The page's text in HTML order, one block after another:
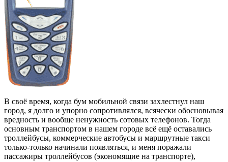
В своё время, когда бум мобильной связи захлестнул наш
город, я долго и упорно сопротивлялся, всячески обосновывая
вредность и вообще ненужность сотовых телефонов. Тогда
основным транспортом в нашем городе всё ещё оставались
троллейбусы, коммерческие автобусы и маршрутные такси
только-только начинали появляться, и меня поражали
пассажиры троллейбусов (экономящие на транспорте),